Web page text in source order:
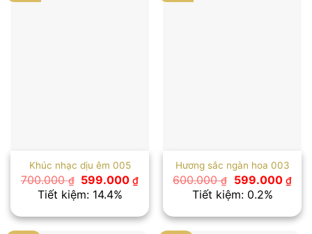
Khúc nhạc dịu êm 005
700.000₫
Giá
gốc
là:
599.000₫Giá
là:
599.000 ₫.
Tiết kiệm: 14.4%
Hương sắc ngàn hoa 003
600.000₫
Giá
gốc
là:
599.000 ₫Giá
hiện
là:
Tiết kiệm: 0.2%